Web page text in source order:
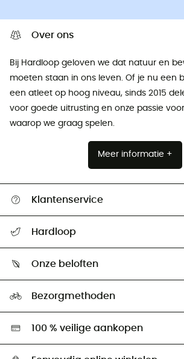
Over ons
Bij Hardloop geloven we dat natuur en
moeten staan ​​in ons leven. Of je nu een
een atleet op hoog niveau, sinds 2015
voor goede uitrusting en onze passie
waarop we graag spelen.
Meer informatie +
Klantenservice
Mijn zending volgen
Retourzendingen & Terugbetalingen
Hardloop
Ambassadeurs
Onze beloften
Hardgreen
Bezorgmethoden
100 % veilige aankopen